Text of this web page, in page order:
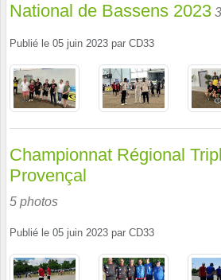
National de Bassens 2023
Publié le 05 juin 2023 par CD33
Championnat Régional
Provençal
5 photos
Publié le 05 juin 2023 par CD33